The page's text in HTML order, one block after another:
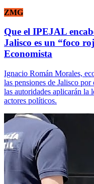
ZMG
Que el IPEJAL
Jalisco es un “foco
Economista
Ignacio Román Morales,
las pensiones de Jalisco
las autoridades aplicarán la
actores políticos.